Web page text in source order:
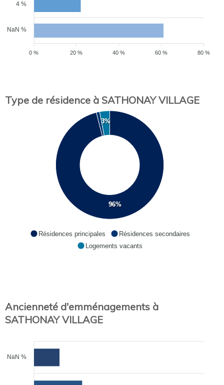
4 %
NaN %
80 %
60 %
40 %
20 %
0 %
Type de résidence à SATHONAY VILLAGE
96%
3%
Résidences principales
Résidences secondaires
Logements vacants
Ancienneté d'emménagements à
SATHONAY VILLAGE
NaN %